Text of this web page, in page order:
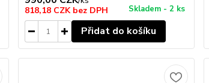
818,18 CZK bez DPH Skladem - 2 ks
Přidat do košíku